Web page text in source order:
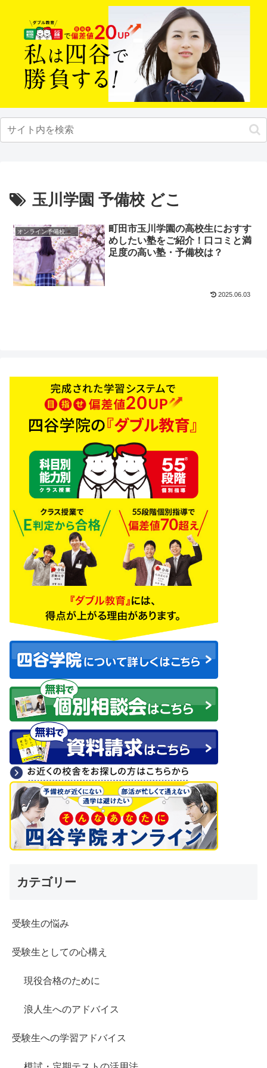
玉川学園 予備校 どこ
オンライン予備校・塾の活用法
町田市玉川学園の高校生におすす
めしたい塾をご紹介！口コミと満
足度の高い塾・予備校は？
2025.06.03
カテゴリー
受験生の悩み
受験生としての心構え
現役合格のために
浪人生へのアドバイス
受験生への学習アドバイス